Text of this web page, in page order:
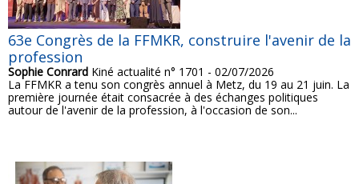
63e Congrès de la FFMKR, construire l'avenir de la
profession
Sophie Conrard Kiné actualité n° 1701 - 02/07/2026
La FFMKR a tenu son congrès annuel à Metz, du 19 au 21 juin. La
première journée était consacrée à des échanges politiques
autour de l'avenir de la profession, à l'occasion de son...